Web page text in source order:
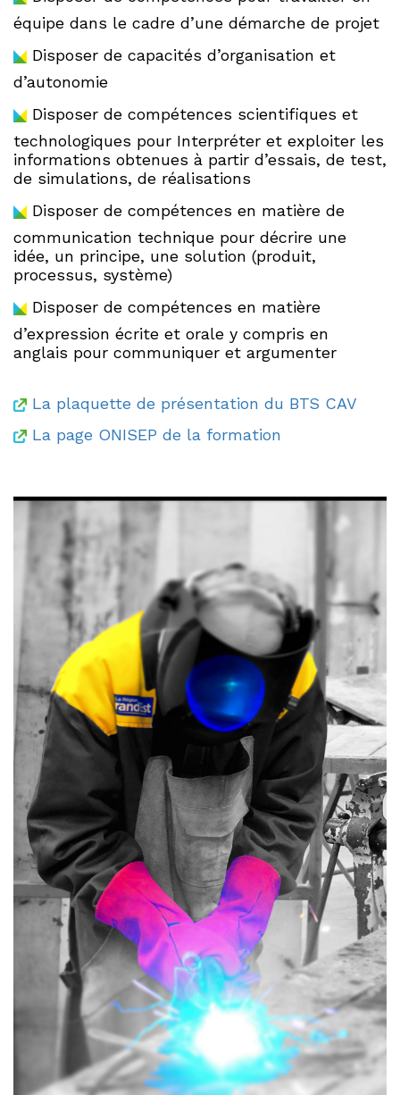
équipe dans le cadre d’une démarche de projet
Disposer de capacités d’organisation et
d’autonomie
Disposer de compétences scientifiques et
technologiques pour Interpréter et exploiter les
informations obtenues à partir d’essais, de test,
de simulations, de réalisations
Disposer de compétences en matière de
communication technique pour décrire une
idée, un principe, une solution (produit,
processus, système)
Disposer de compétences en matière
d’expression écrite et orale y compris en
anglais pour communiquer et argumenter
La plaquette de présentation du BTS CAV
La page ONISEP de la formation